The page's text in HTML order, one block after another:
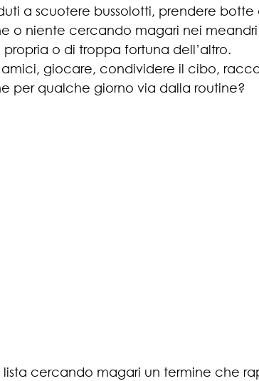
a scuotere bussolotti, prendere
o niente cercando magari nei
o di troppa fortuna dell’altro.
amici, giocare, condividere il cibo,
per qualche giorno via dalla routine?
cercando magari un termine che